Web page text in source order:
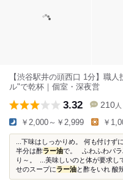
【渋谷駅井の頭西口 1分】職
ル"で乾杯｜個室・深夜営
3.32 210 人
￥2,000～￥2,999 ￥
...下味はしっかりめ。 何も付けず
半分は酢ラー油で。 ふわふわパラ
り～。 ...美味しいのと体が要求し
せのスープにラー油と酢をいれ 酸